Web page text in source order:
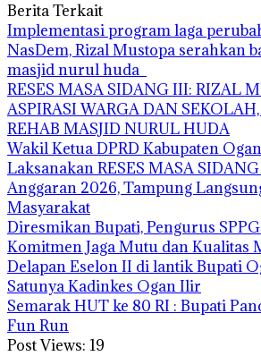
Berita Terkait
Implementasi program laga
NasDem, Rizal Mustopa serahkan
masjid nurul huda
RESES MASA SIDANG III: RIZAL
ASPIRASI WARGA DAN
REHAB MASJID NURUL HUDA
Wakil Ketua DPRD Kabupaten
Laksanakan RESES MASA
Anggaran 2026, Tampung
Masyarakat
Diresmikan Bupati, Pengurus
Komitmen Jaga Mutu dan Kualitas
Delapan Eselon II di lantik Bupati
Satunya Kadinkes Ogan Ilir
Semarak HUT ke 80 RI : Bupati
Fun Run
Post Views: 19